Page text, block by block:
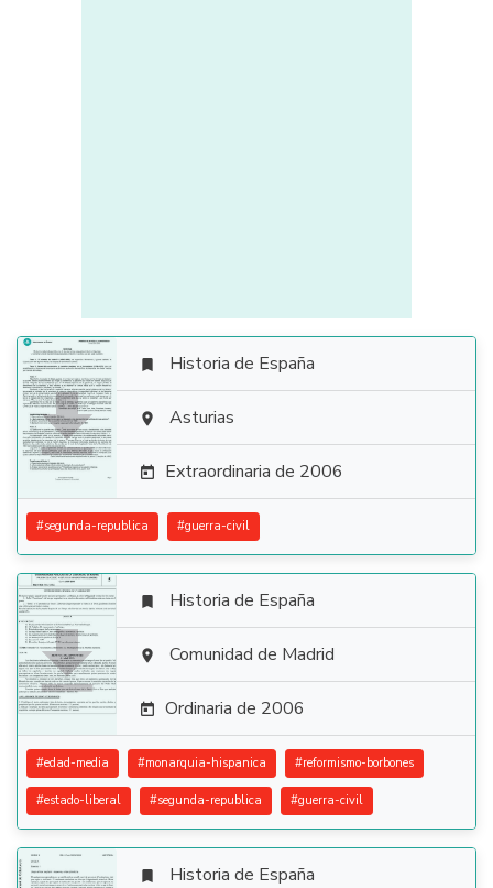

 Historia de España
 Asturias
 Extraordinaria de 2006
#segunda-republica #guerra-civil

 Historia de España
 Comunidad de Madrid
 Ordinaria de 2006
#edad-media #monarquia-hispanica #reformismo-borbones
#estado-liberal #segunda-republica #guerra-civil
 Historia de España